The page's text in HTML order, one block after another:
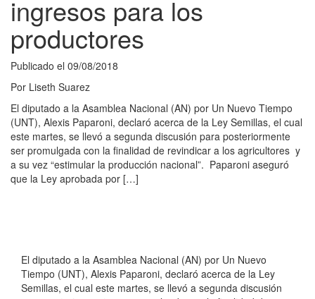
ingresos para los
productores
Publicado el 09/08/2018
Por Liseth Suarez
El diputado a la Asamblea Nacional (AN) por Un Nuevo Tiempo
(UNT), Alexis Paparoni, declaró acerca de la Ley Semillas, el cual
este martes, se llevó a segunda discusión para posteriormente
ser promulgada con la finalidad de revindicar a los agricultores y
a su vez “estimular la producción nacional”. Paparoni aseguró
que la Ley aprobada por […]
El diputado a la Asamblea Nacional (AN) por Un Nuevo
Tiempo (UNT), Alexis Paparoni, declaró acerca de la Ley
Semillas, el cual este martes, se llevó a segunda discusión